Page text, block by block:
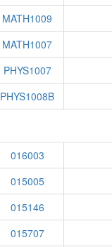
MATH1009
MATH1007
PHYS1007
PHYS1008B
016003
015005
015146
015707